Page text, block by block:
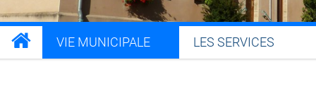
VIE MUNICIPALE LES SERVICES